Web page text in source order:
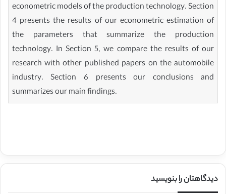
econometric models of the production technology. Section
4 presents the results of our econometric estimation of
the parameters that summarize the production
technology. In Section 5, we compare the results of our
research with other published papers on the automobile
industry. Section 6 presents our conclusions and
summarizes our main findings.
دیدگاهتان را بنویسید